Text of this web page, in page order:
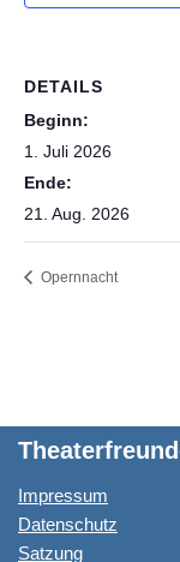
DETAILS
Beginn:
1. Juli 2026
Ende:
21. Aug. 2026
Opernnacht
Impressum
Datenschutz
Satzung